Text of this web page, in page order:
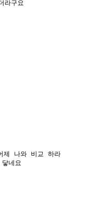
라구요
나와 비교 하라
네요